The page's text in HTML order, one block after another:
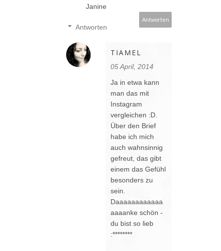
Janine
Antworten
Antworten
TIAMEL
05 April, 2014
Ja in etwa kann
man das mit
Instagram
vergleichen :D.
Über den Brief
habe ich mich
auch wahnsinnig
gefreut, das gibt
einem das Gefühl
besonders zu
sein.
Daaaaaaaaaaaa
aaaanke schön -
du bist so lieb
:********